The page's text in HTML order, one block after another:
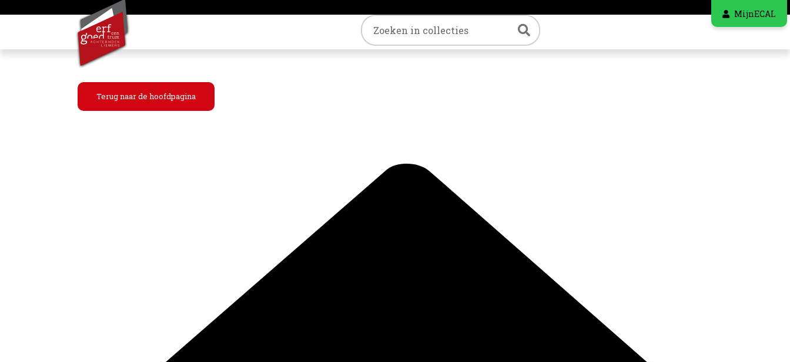
MijnECAL
Trefwoord Zoeken
Terug naar de hoofdpagina